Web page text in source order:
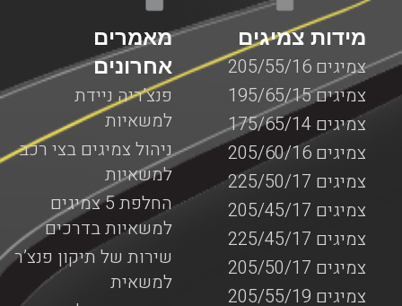
מאמרים
אחרונים
פנצ’ריה ניידת
למשאיות
ניהול צמיגים בצי רכב
למשאיות
החלפת 5 צמיגים
למשאיות בדרכים
שירות של תיקון פנצ’ר
למשאית
מידות צמיגים
צמיגים 205/55/16
צמיגים 195/65/15
צמיגים 175/65/14
צמיגים 205/60/16
צמיגים 225/50/17
צמיגים 205/45/17
צמיגים 225/45/17
צמיגים 205/50/17
צמיגים 205/55/19